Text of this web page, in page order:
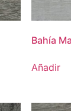
Bahía
Añadir